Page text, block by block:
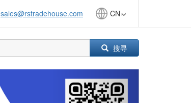
sales@rstradehouse.com CN
搜寻
Next